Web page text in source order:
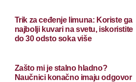
Trik za ceđenje limuna: Koriste ga
najbolji kuvari na svetu, iskoristite
do 30 odsto soka više
Zašto mi je stalno hladno?
Naučnici konačno imaju odgovor